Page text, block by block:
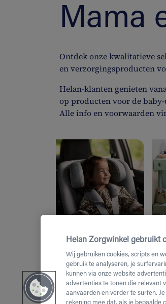
Mama
Ontdek onze kwalitatieve
en verzorgingsproducten
Helan-klanten genieten
op producten voor de baby-
Alle info en voorwaarden
Helan Zorgwinkel gebruikt
Wij gebruiken cookies, scripts en
gebruik te analyseren, je
kunnen via onze website
advertenties te tonen die relevant
aanvaarden en verder te surfen.